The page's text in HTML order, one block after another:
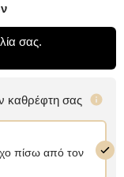
σας.
καθρέφτη σας
πίσω από τον